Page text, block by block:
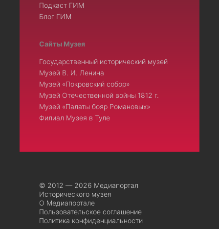
Подкаст ГИМ
Блог ГИМ
Сайты Музея
Государственный исторический музей
Музей В. И. Ленина
Музей «Покровский собор»
Музей Отечественной войны 1812 г.
Музей «Палаты бояр Романовых»
Филиал Музея в Туле
© 2012 — 2026 Медиапортал
Исторического музея
О Медиапортале
Пользовательское соглашение
Политика конфиденциальности